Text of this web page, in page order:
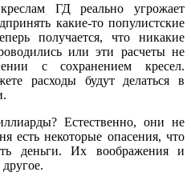
ГД реально угрожает
какие-то популистские
получается, что никакие
или эти расчеты не
с сохранением кресел.
расходы будут делаться в
Естественно, они не
есть некоторые опасения, что
деньги. Их воображения и